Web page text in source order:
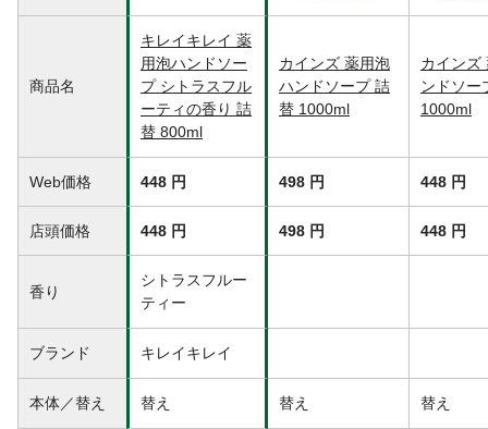
800mL
(ボトルへのつめかえ方)1.ボトルを洗う/ボ
トルの中を水で洗い、よく乾かしてくださ
い。ポンプは、内側に水が入ると泡になら
ない場合がありますので、ポンプを押さず
に注ぐ など
成分
(有効成分)/イソプロピルメチルフェノー
ル、(その他の成分)/PG、ヤシ油脂肪酸アシ
チン酸、リン酸1K、香料、 ポリオキシエチ
さい。
害があるときには、悪化させるおそれがあ
商品名
キレイキレイ 薬
用泡ハンドソー
プ シトラスフル
ーティの香り 詰
替 800ml
カインズ 薬用泡
ハンドソープ 詰
替 1000ml
カインズ
ンドソー
1000ml
Web価格 448 円 498 円 448 円
店頭価格 448 円 498 円 448 円
香り
シトラスフルー
ティー
ブランド キレイキレイ
本体／替え 替え 替え 替え